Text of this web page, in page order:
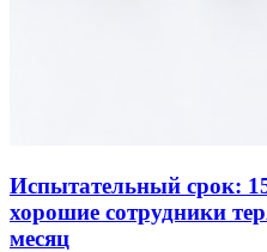
Испытательный срок:
хорошие сотрудники
месяц